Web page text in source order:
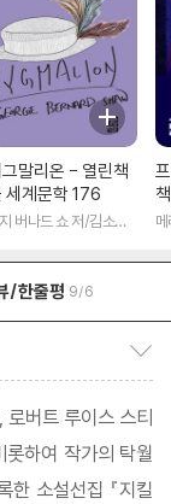
말리온 - 열린책
세계문학 176
버나드 쇼 저/김소임
/한줄평 9/6
버트 루이스 스티
롯하여 작가의 탁월
소설선집 『지킬